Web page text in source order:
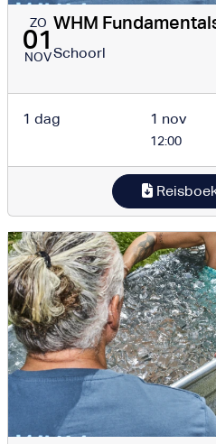
ZO
01
NOV
WHM
Schoorl
1 dag 1 nov
12:00